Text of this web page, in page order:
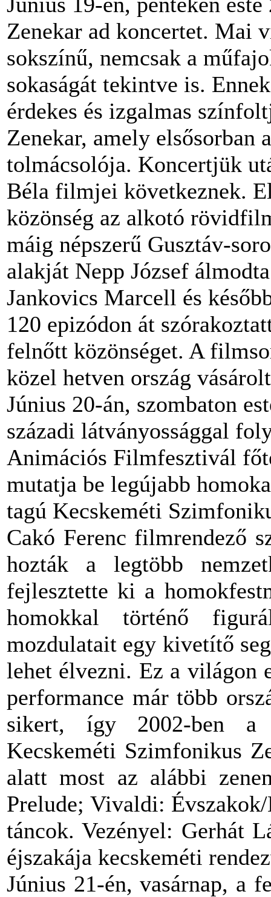
Zenekar ad koncertet. Mai
sokszínű, nemcsak a
sokaságát tekintve is.
érdekes és izgalmas
Zenekar, amely elsősorban
tolmácsolója. Koncertjük
Béla filmjei következnek.
közönség az alkotó
máig népszerű Gusztáv-
alakját Nepp József
Jankovics Marcell és
120 epizódon át
felnőtt közönséget. A
közel hetven ország
Június 20-án, szombaton
századi látványossággal
Animációs Filmfesztivál
mutatja be legújabb
tagú Kecskeméti
Cakó Ferenc filmrendező
hozták a legtöbb
fejlesztette ki a
homokkal történő
mozdulatait egy kivetítő
lehet élvezni. Ez a világon
performance már több
sikert, így 2002-ben a
Kecskeméti Szimfonikus
alatt most az alábbi
Prelude; Vivaldi:
táncok. Vezényel: Gerhát
éjszakája kecskeméti
Június 21-én, vasárnap, a